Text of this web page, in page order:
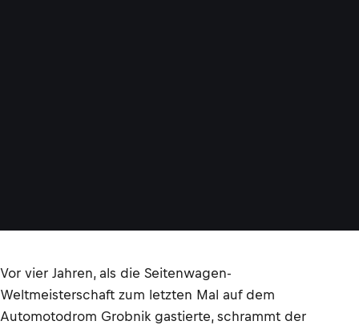
Vor vier Jahren, als die Seitenwagen-
Weltmeisterschaft zum letzten Mal auf dem
Automotodrom Grobnik gastierte, schrammt der